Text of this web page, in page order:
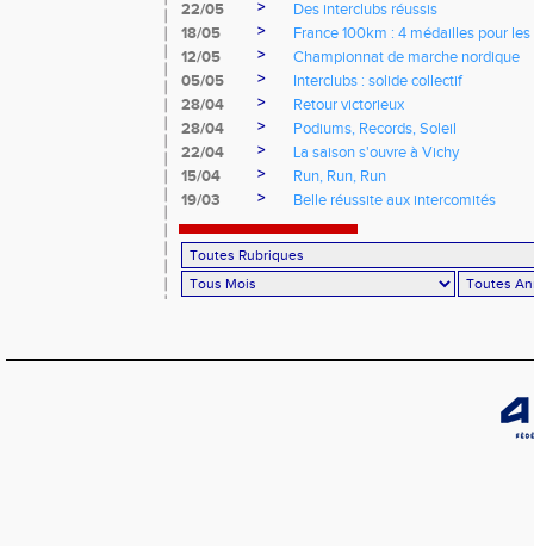
22/05
>
Des interclubs réussis
18/05
>
France 100km : 4 médailles pour
12/05
>
Championnat de marche nordique
05/05
>
Interclubs : solide collectif
28/04
>
Retour victorieux
28/04
>
Podiums, Records, Soleil
22/04
>
La saison s'ouvre à Vichy
15/04
>
Run, Run, Run
19/03
> Belle réussite aux intercomités